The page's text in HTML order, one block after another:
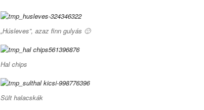
„Húsleves”, azaz finn gulyás 🙂
Hal chips
Sült halacskák